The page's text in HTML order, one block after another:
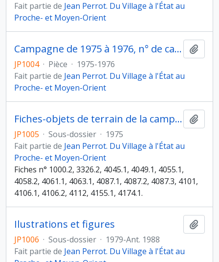
Fait partie de Jean Perrot. Du Village à l'État au
Proche- et Moyen-Orient
Campagne de 1975 à 1976, n° de catalogue 4500 à 4613
JP1004 · Pièce · 1975-1976
Fait partie de Jean Perrot. Du Village à l'État au
Proche- et Moyen-Orient
Fiches-objets de terrain de la campagne de 1975
JP1005 · Sous-dossier · 1975
Fait partie de Jean Perrot. Du Village à l'État au
Proche- et Moyen-Orient
Fiches n° 1000.2, 3326.2, 4045.1, 4049.1, 4055.1,
4058.2, 4061.1, 4063.1, 4087.1, 4087.2, 4087.3, 4101,
4106.1, 4106.2, 4112, 4155.1, 4174.1.
Ilustrations et figures
JP1006 · Sous-dossier · 1979-Ant. 1988
Fait partie de Jean Perrot. Du Village à l'État au